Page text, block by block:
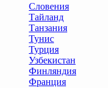
Словения
Тайланд
Танзания
Тунис
Турция
Узбекистан
Финляндия
Франция